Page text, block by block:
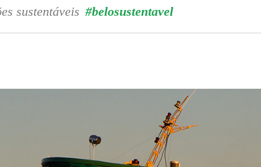
sustentáveis #belosustentavel